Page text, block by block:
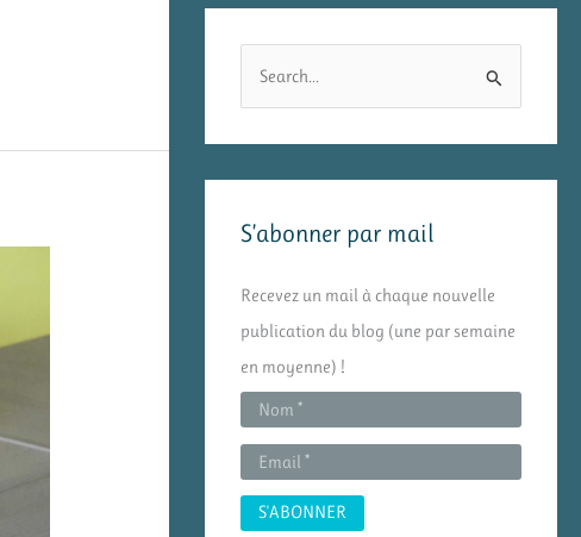
r
e
:
S’abonner par mail
Recevez un mail à chaque nouvelle
publication du blog (une par semaine
en moyenne) !